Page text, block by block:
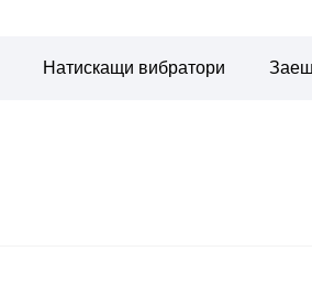
Натискащи вибратори